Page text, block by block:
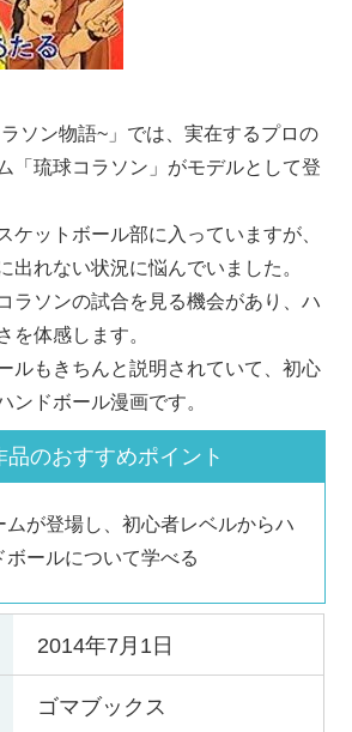
ラソン物語~」では、実在するプロの
「琉球コラソン」がモデルとして登
ケットボール部に入っていますが、
出れない状況に悩んでいました。
ラソンの試合を見る機会があり、ハ
を体感します。
ルもきちんと説明されていて、初心
ンドボール漫画です。
品のおすすめポイント
ムが登場し、初心者レベルからハ
ボールについて学べる
2014年7月1日
ゴマブックス